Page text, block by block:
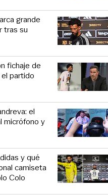
grande
tras su
fichaje de
partido
el
micrófono y
y qué
camiseta
Colo